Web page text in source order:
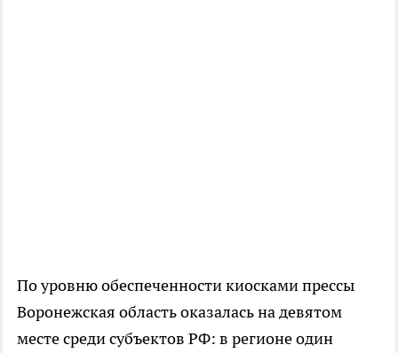
По уровню обеспеченности киосками прессы
Воронежская область оказалась на девятом
месте среди субъектов РФ: в регионе один